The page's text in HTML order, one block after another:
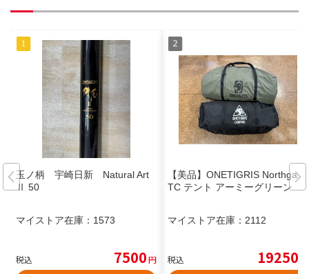
玉ノ柄 宇崎日新 Natural Art
Ⅱ 50
マイストア在庫： 1573
税込 7500円
【美品】ONETIGRIS Northgaze
TC テント アーミーグリーン
マイストア在庫： 2112
税込 19250